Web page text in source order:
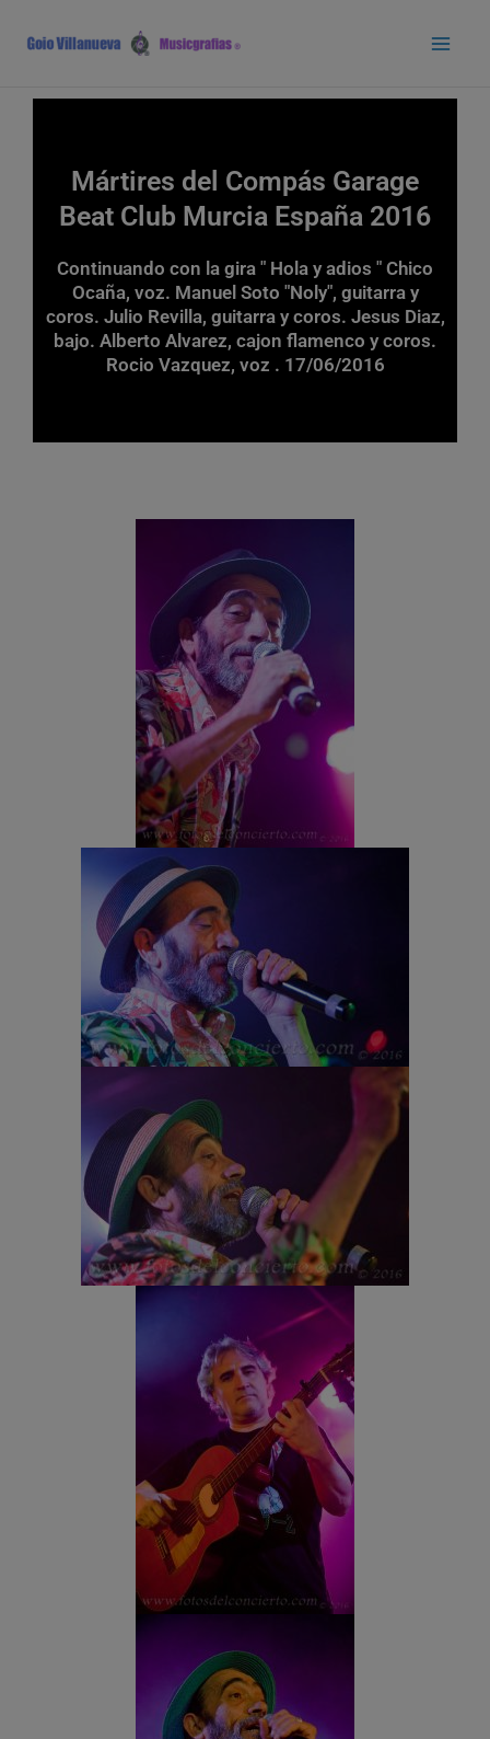
contenido
Mártires del Compás Garage
Beat Club Murcia España 2016
Continuando con la gira " Hola y adios " Chico
Ocaña, voz. Manuel Soto "Noly", guitarra y
coros. Julio Revilla, guitarra y coros. Jesus Diaz,
bajo. Alberto Alvarez, cajon flamenco y coros.
Rocio Vazquez, voz . 17/06/2016